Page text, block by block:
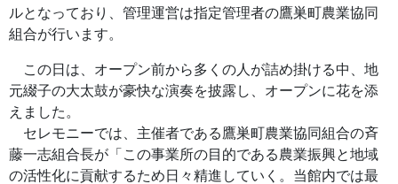
ルとなっており、管理運営は指定管理者の鷹巣町農業協同
組合が行います。
この日は、オープン前から多くの人が詰め掛ける中、地
元綴子の大太鼓が豪快な演奏を披露し、オープンに花を添
えました。
セレモニーでは、主催者である鷹巣町農業協同組合の斉
藤一志組合長が「この事業所の目的である農業振興と地域
の活性化に貢献するため日々精進していく。当館内では最